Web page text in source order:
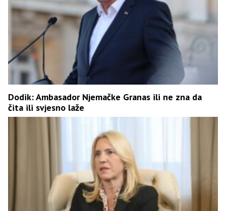
Dodik: Ambasador Njemačke Granas ili ne zna da
čita ili svjesno laže